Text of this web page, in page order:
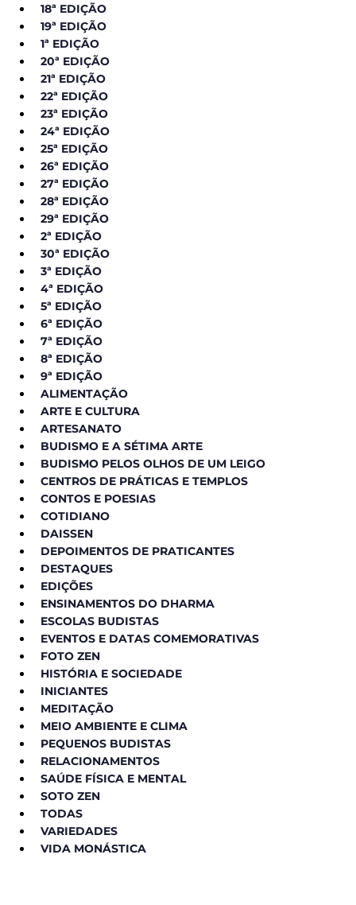
18ª EDIÇÃO
19ª EDIÇÃO
1ª EDIÇÃO
20ª EDIÇÃO
21ª EDIÇÃO
22ª EDIÇÃO
23ª EDIÇÃO
24ª EDIÇÃO
25ª EDIÇÃO
26ª EDIÇÃO
27ª EDIÇÃO
28ª EDIÇÃO
29ª EDIÇÃO
2ª EDIÇÃO
30ª EDIÇÃO
3ª EDIÇÃO
4ª EDIÇÃO
5ª EDIÇÃO
6ª EDIÇÃO
7ª EDIÇÃO
8ª EDIÇÃO
9ª EDIÇÃO
ALIMENTAÇÃO
ARTE E CULTURA
ARTESANATO
BUDISMO E A SÉTIMA ARTE
BUDISMO PELOS OLHOS DE UM LEIGO
CENTROS DE PRÁTICAS E TEMPLOS
CONTOS E POESIAS
COTIDIANO
DAISSEN
DEPOIMENTOS DE PRATICANTES
DESTAQUES
EDIÇÕES
ENSINAMENTOS DO DHARMA
ESCOLAS BUDISTAS
EVENTOS E DATAS COMEMORATIVAS
FOTO ZEN
HISTÓRIA E SOCIEDADE
INICIANTES
MEDITAÇÃO
MEIO AMBIENTE E CLIMA
PEQUENOS BUDISTAS
RELACIONAMENTOS
SAÚDE FÍSICA E MENTAL
SOTO ZEN
TODAS
VARIEDADES
VIDA MONÁSTICA